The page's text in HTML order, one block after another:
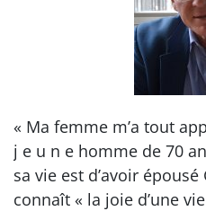
« Ma femme m’a tout
j e u n e homme de 70
sa vie est d’avoir
connaît « la joie d’une